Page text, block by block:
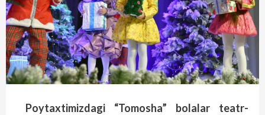
Poytaxtimizdagi “Tomosha” bolalar teatr-